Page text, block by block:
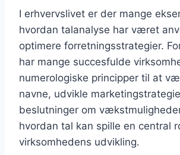
I erhvervslivet er der mange
hvordan talanalyse har været
optimere forretningsstrategier.
har mange succesfulde
numerologiske principper til at
navne, udvikle
beslutninger om
hvordan tal kan spille en central
virksomhedens udvikling.